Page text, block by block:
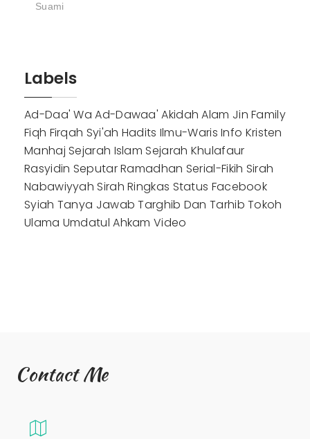
Suami
Labels
Ad-Daa' Wa Ad-Dawaa' Akidah Alam Jin Family
Fiqh Firqah Syi'ah Hadits Ilmu-Waris Info Kristen
Manhaj Sejarah Islam Sejarah Khulafaur
Rasyidin Seputar Ramadhan Serial-Fikih Sirah
Nabawiyyah Sirah Ringkas Status Facebook
Syiah Tanya Jawab Targhib Dan Tarhib Tokoh
Ulama Umdatul Ahkam Video
Contact Me